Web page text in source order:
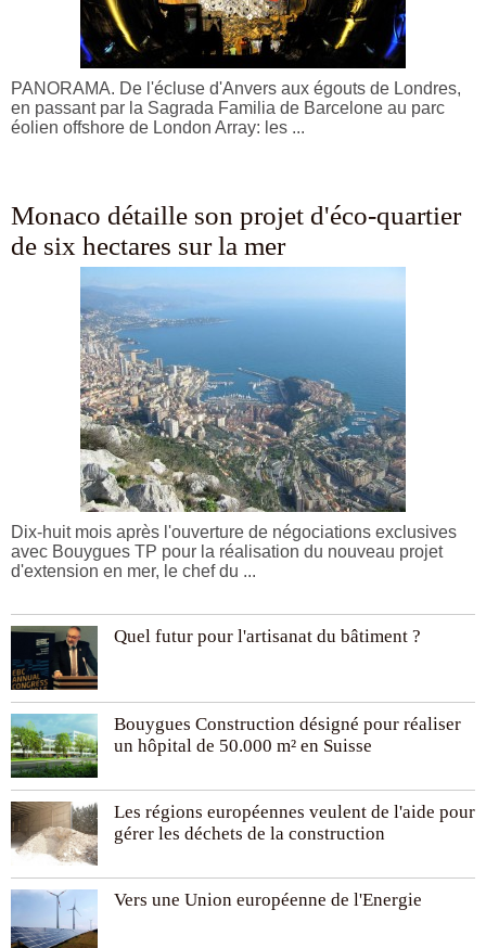
PANORAMA. De l'écluse d'Anvers aux égouts de Londres,
en passant par la Sagrada Familia de Barcelone au parc
éolien offshore de London Array: les ...
Monaco détaille son projet d'éco-quartier
de six hectares sur la mer
Dix-huit mois après l'ouverture de négociations exclusives
avec Bouygues TP pour la réalisation du nouveau projet
d'extension en mer, le chef du ...
Quel futur pour l'artisanat du bâtiment ?
Bouygues Construction désigné pour réaliser
un hôpital de 50.000 m² en Suisse
Les régions européennes veulent de l'aide pour
gérer les déchets de la construction
Vers une Union européenne de l'Energie